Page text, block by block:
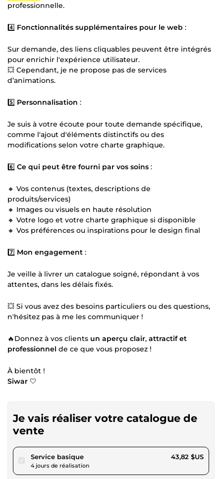
professionnelle.
4️⃣ Fonctionnalités supplémentaires pour le web :
Sur demande, des liens cliquables peuvent être intégrés
pour enrichir l'expérience utilisateur.
💥 Cependant, je ne propose pas de services
d’animations.
5️⃣ Personnalisation :
Je suis à votre écoute pour toute demande spécifique,
comme l'ajout d'éléments distinctifs ou des
modifications selon votre charte graphique.
6️⃣ Ce qui peut être fourni par vos soins :
🔸 Vos contenus (textes, descriptions de
produits/services)
🔸 Images ou visuels en haute résolution
🔸 Votre logo et votre charte graphique si disponible
🔸 Vos préférences ou inspirations pour le design final
7️⃣ Mon engagement :
Je veille à livrer un catalogue soigné, répondant à vos
attentes, dans les délais fixés.
💥 Si vous avez des besoins particuliers ou des questions,
n'hésitez pas à me les communiquer !
🔥Donnez à vos clients un aperçu clair, attractif et
professionnel de ce que vous proposez !
À bientôt !
Siwar 🤍
Je vais réaliser votre catalogue de
vente
Service basiquepour 40,38 $US
4 jours de réalisation
43,82 $US